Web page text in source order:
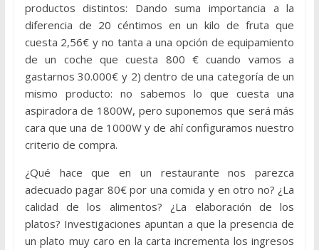
productos distintos: Dando suma importancia a la
diferencia de 20 céntimos en un kilo de fruta que
cuesta 2,56€ y no tanta a una opción de equipamiento
de un coche que cuesta 800 € cuando vamos a
gastarnos 30.000€ y 2) dentro de una categoría de un
mismo producto: no sabemos lo que cuesta una
aspiradora de 1800W, pero suponemos que será más
cara que una de 1000W y de ahí configuramos nuestro
criterio de compra.
¿Qué hace que en un restaurante nos parezca
adecuado pagar 80€ por una comida y en otro no? ¿La
calidad de los alimentos? ¿La elaboración de los
platos? Investigaciones apuntan a que la presencia de
un plato muy caro en la carta incrementa los ingresos